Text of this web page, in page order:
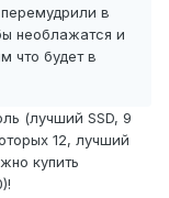
в
необлажатся и
что будет в
(лучший SSD, 9
12, лучший
купить